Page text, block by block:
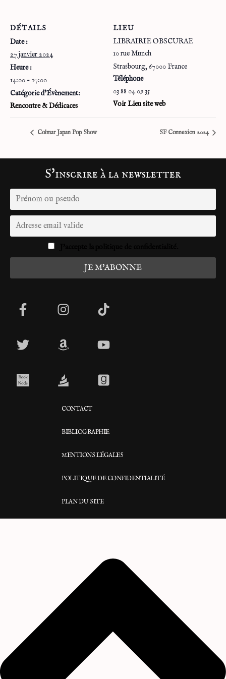
DÉTAILS
Date :
27 janvier 2024
Heure :
14:00 - 17:00
Catégorie d’Évènement:
Rencontre & Dédicaces
LIEU
LIBRAIRIE OBSCURAE
10 rue Munch
Strasbourg, 67000France
Téléphone
03 88 04 09 35
Voir Lieu site web
Colmar Japan Pop Show SF Connexion 2024
CONTACT
BIBLIOGRAPHIE
MENTIONS LÉGALES
POLITIQUE DE CONFIDENTIALITÉ
PLAN DU SITE
S'inscrire à la newsletter